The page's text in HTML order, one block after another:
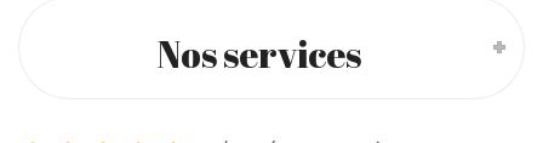
Nos services